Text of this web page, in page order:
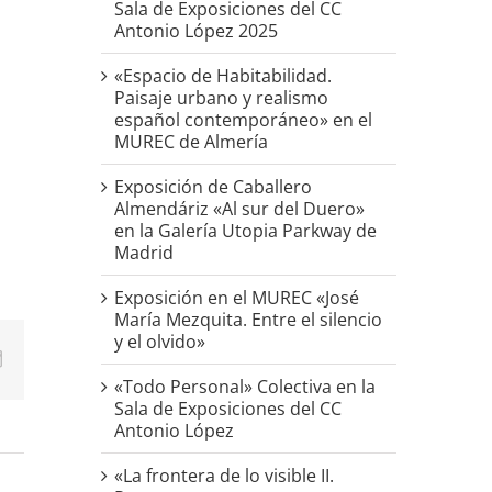
Correo
Sala de Exposiciones del CC
Antonio López 2025
«Espacio de Habitabilidad.
Paisaje urbano y realismo
español contemporáneo» en el
MUREC de Almería
Exposición de Caballero
Almendáriz «Al sur del Duero»
en la Galería Utopia Parkway de
Madrid
Exposición en el MUREC «José
María Mezquita. Entre el silencio
y el olvido»
«Todo Personal» Colectiva en la
Sala de Exposiciones del CC
Antonio López
«La frontera de lo visible II.